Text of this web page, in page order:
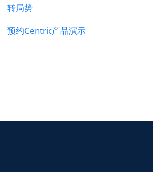
转局势
预约Centric产品演示